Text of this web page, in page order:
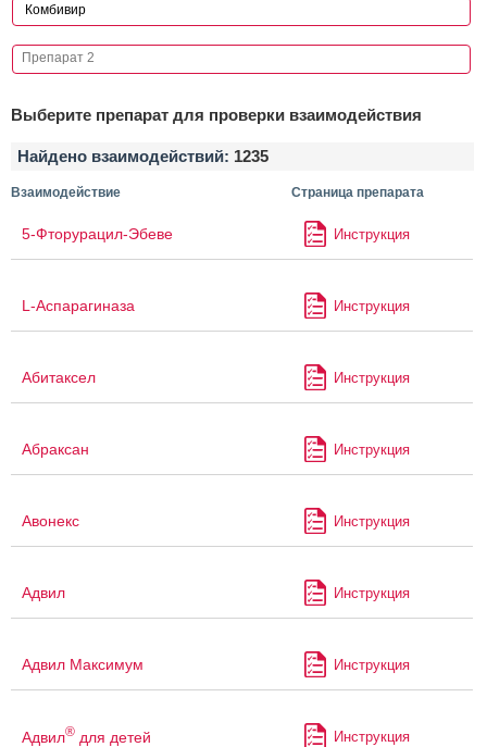
Выберите препарат для проверки взаимодействия
Найдено взаимодействий: 1235
Взаимодействие Страница препарата
5-Фторурацил-Эбеве Инструкция
L-Аспарагиназа Инструкция
Абитаксел Инструкция
Абраксан Инструкция
Авонекс Инструкция
Адвил Инструкция
Адвил Максимум Инструкция
Адвил® для детей Инструкция